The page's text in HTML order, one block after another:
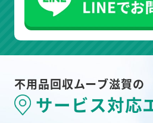
不用品回収ムーブ滋賀の
サービス対応